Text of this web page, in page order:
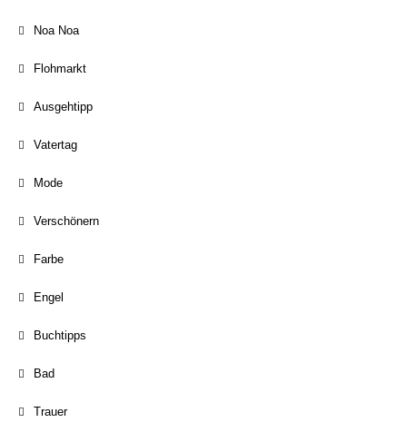
Noa Noa
Flohmarkt
Ausgehtipp
Vatertag
Mode
Verschönern
Farbe
Engel
Buchtipps
Bad
Trauer